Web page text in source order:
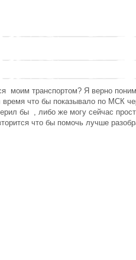
моим транспортом? Я верно
что бы показывало по МСК
бы , либо же могу сейчас
что бы помочь лучше